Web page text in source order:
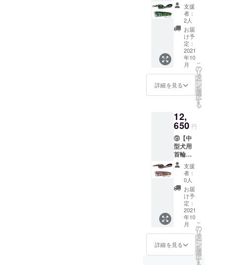
本国内
への送
料は当
社負担
リード
セッ
ト】個
別で購
入する
よりお
得で
す！ 定
12,000
円（税
抜き）
13,200
込み）
のとこ
ろ セッ
ト割引
で
12,650
円（税
込み）※
日本国
内への
送料は
当社負
支援
者：
2人
お届
け予
定：
2021
年10
月
詳細を見る
こ
の
リ
タ
ー
ン
を
選
択
す
る
12,
650 円
⑨【中
型犬用
首輪・
リード
セッ
ト】個
別で購
入する
よりお
得で
す！ 定
12,000
円（税
抜き）
13,200
支援
者：
0人
お届
け予
定：
2021
年10
月
詳細を見る
こ
の
リ
タ
ー
ン
を
選
択
す